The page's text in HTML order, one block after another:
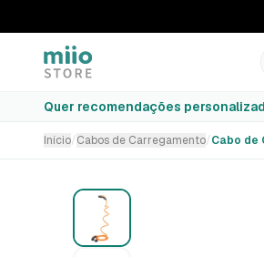
Quer recomendações
Cabo de Carregamento LAPP –
Seleção incompleta
Início/Cabos de Carregamento/Cabo de